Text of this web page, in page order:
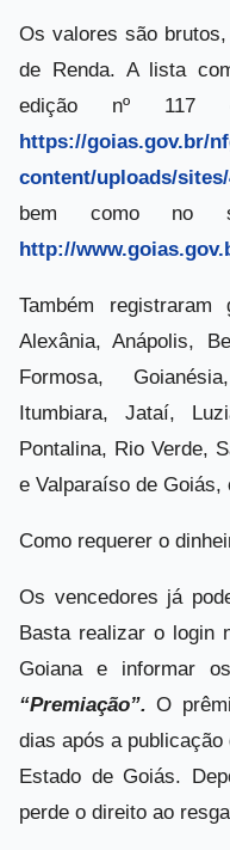
Os valores são
de Renda. A lista
edição nº 117
https://goias.gov.br/
content/uploads/
bem como no
http://
Também
Alexânia, Anápolis,
Formosa,
Itumbiara, Jataí,
Pontalina, Rio Verde,
e Valparaíso de Goiás,
Como requerer o
Os vencedores já
Basta realizar o login
Goiana e informar
“Premiação”. O
dias após a
Estado de Goiás.
perde o direito ao